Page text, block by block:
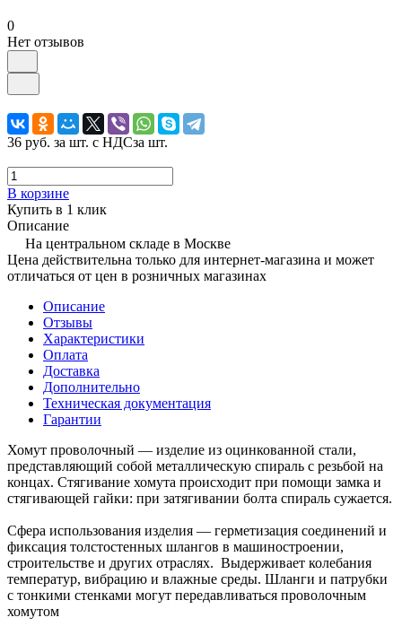
0
Нет отзывов
36 руб. за шт. с НДСза шт.
В корзине
Купить в 1 клик
Описание
На центральном складе в Москве
Цена действительна только для интернет-магазина и может
отличаться от цен в розничных магазинах
Описание
Отзывы
Характеристики
Оплата
Доставка
Дополнительно
Техническая документация
Гарантии
Хомут проволочный — изделие из оцинкованной стали,
представляющий собой металлическую спираль с резьбой на
концах. Стягивание хомута происходит при помощи замка и
стягивающей гайки: при затягивании болта спираль сужается.
Сфера использования изделия — герметизация соединений и
фиксация толстостенных шлангов в машиностроении,
строительстве и других отраслях. Выдерживает колебания
температур, вибрацию и влажные среды. Шланги и патрубки
с тонкими стенками могут передавливаться проволочным
хомутом